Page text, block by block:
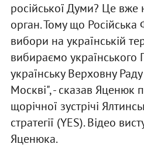
російської Думи? Це
орган. Тому що
вибори на українській
вибираємо українського
українську Верховну
Москві", - сказав Яценюк
щорічної зустрічі
стратегії (YES). Відео
Яценюка.